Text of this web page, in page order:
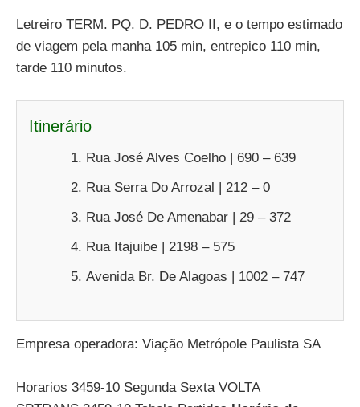
Letreiro TERM. PQ. D. PEDRO II, e o tempo estimado
de viagem pela manha 105 min, entrepico 110 min,
tarde 110 minutos.
Itinerário
Rua José Alves Coelho | 690 – 639
Rua Serra Do Arrozal | 212 – 0
Rua José De Amenabar | 29 – 372
Rua Itajuibe | 2198 – 575
Avenida Br. De Alagoas | 1002 – 747
Empresa operadora: Viação Metrópole Paulista SA
Horarios 3459-10 Segunda Sexta VOLTA